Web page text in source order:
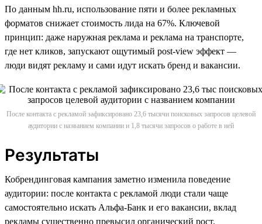
По данным hh.ru, использование пяти и более рекламных
форматов снижает стоимость лида на 67%. Ключевой
принцип: даже наружная реклама и реклама на транспорте,
где нет кликов, запускают ощутимый post-view эффект —
люди видят рекламу и сами идут искать бренд и вакансии.
После контакта с рекламой зафиксировано 23,6 тысячи поисковых запросов целевой
аудитории с названием компании и 1,8 тысячи запросов о работе в ней
Результаты
Кобрендинговая кампания заметно изменила поведение
аудитории: после контакта с рекламой люди стали чаще
самостоятельно искать Альфа-Банк и его вакансии, вклад
рекламы существенно превысил органический рост.